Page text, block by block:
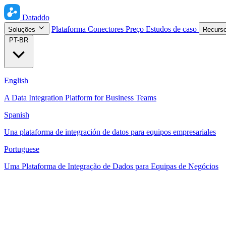
Dataddo
Soluções Plataforma Conectores Preço Estudos de caso
PT-BR
English
A Data Integration Platform for Business Teams
Spanish
Una plataforma de integración de datos para equipos empresariales
Portuguese
Uma Plataforma de Integração de Dados para Equipas de Negócios